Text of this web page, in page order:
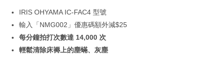
IRIS OHYAMA IC-FAC4 型號
輸入「NMG002」優惠碼額外減$25
每分鐘拍打次數達 14,000 次
輕鬆清除床褥上的塵蟎、灰塵